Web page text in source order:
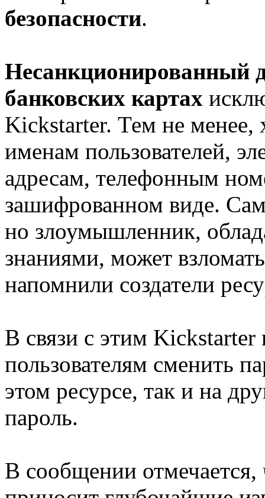
безопасности.
Несанкционированный
банковских картах
Kickstarter. Тем не менее,
именам пользователей,
адресам, телефонным
зашифрованном виде.
но злоумышленник,
знаниями, может
напомнили создатели
В связи с этим Kickstarter
пользователям сменить
этом ресурсе, так и на
пароль.
В сообщении отмечается,